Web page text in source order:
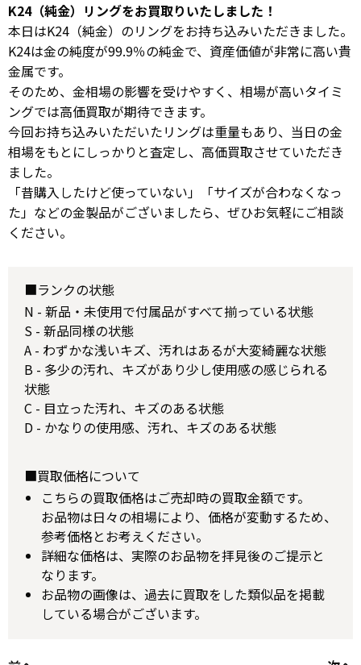
K24（純金）リングをお買取りいたしました！
本日はK24（純金）のリングをお持ち込みいただきました。
K24は金の純度が99.9％の純金で、資産価値が非常に高い貴
金属です。
そのため、金相場の影響を受けやすく、相場が高いタイミ
ングでは高価買取が期待できます。
今回お持ち込みいただいたリングは重量もあり、当日の金
相場をもとにしっかりと査定し、高価買取させていただき
ました。
「昔購入したけど使っていない」「サイズが合わなくなっ
た」などの金製品がございましたら、ぜひお気軽にご相談
ください。
■ランクの状態
N - 新品・未使用で付属品がすべて揃っている状態
S - 新品同様の状態
A - わずかな浅いキズ、汚れはあるが大変綺麗な状態
B - 多少の汚れ、キズがあり少し使用感の感じられる
状態
C - 目立った汚れ、キズのある状態
D - かなりの使用感、汚れ、キズのある状態
■買取価格について
こちらの買取価格はご売却時の買取金額です。
お品物は日々の相場により、価格が変動するため、
参考価格とお考えください。
詳細な価格は、実際のお品物を拝見後のご提示と
なります。
お品物の画像は、過去に買取をした類似品を掲載
している場合がございます。